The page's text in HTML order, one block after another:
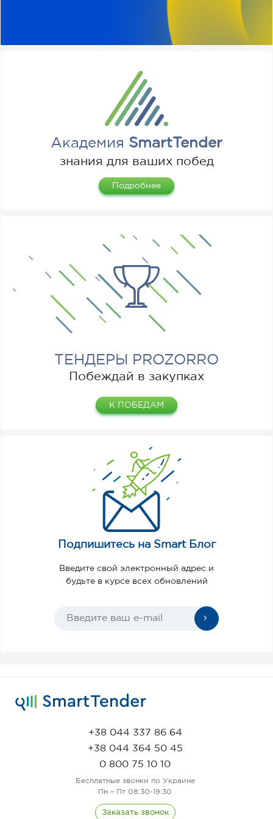
Академия SmartTender
знания для ваших побед
Подробнее
Подпишитесь на Smart Блог
Введите свой электронный адрес и
будьте в курсе всех обновлений
ТЕНДЕРЫ PROZORRO
Побеждай в закупках
К ПОБЕДАМ
+38 044 337 86 64
+38 044 364 50 45
0 800 75 10 10
Бесплатные звонки по Украине
Пн – Пт 08:30-19:30
Заказать звонок